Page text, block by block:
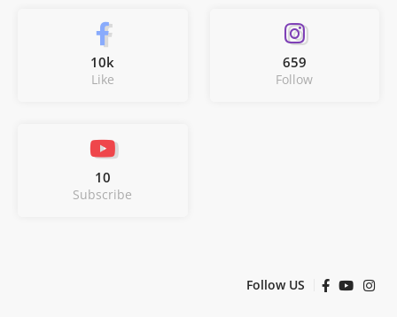
10k
Like
659
Follow
10
Subscribe
Follow US